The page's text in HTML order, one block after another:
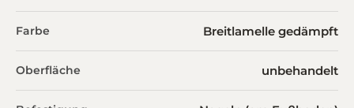
Farbe Breitlamelle gedämpft
Oberfläche unbehandelt